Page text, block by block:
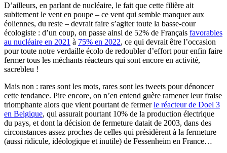
D’ailleurs, en parlant de nucléaire, le fait que cette filière ait
subitement le vent en poupe – ce vent qui semble manquer aux
éoliennes, du reste – devrait faire s’agiter toute la basse-cour
écologiste : d’un coup, on passe ainsi de 52% de Français favorables
au nucléaire en 2021 à 75% en 2022, ce qui devrait être l’occasion
pour toute notre verdaille écolo de redoubler d’effort pour enfin faire
fermer tous les méchants réacteurs qui sont encore en activité,
sacrebleu !
Mais non : rares sont les mots, rares sont les tweets pour dénoncer
cette tendance. Pire encore, on n’en entend guère ramener leur fraise
triomphante alors que vient pourtant de fermerle réacteur de Doel 3
en Belgique, qui assurait pourtant 10% de la production électrique
du pays, et dont la décision de fermeture datait de 2003, dans des
circonstances assez proches de celles qui présidèrent à la fermeture
(aussi ridicule, idéologique et inutile) de Fessenheim en France…